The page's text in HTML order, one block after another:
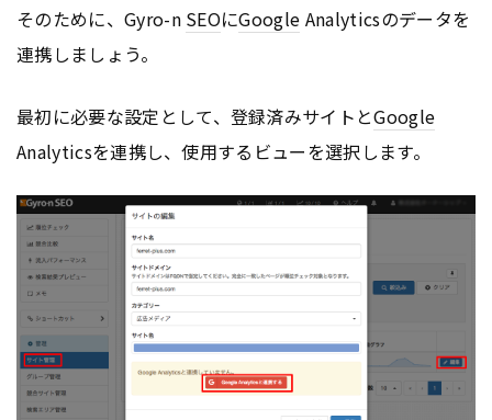
そのために、Gyro-n SEOにGoogle Analyticsのデータを
連携しましょう。
最初に必要な設定として、登録済みサイトとGoogle
Analyticsを連携し、使用するビューを選択します。